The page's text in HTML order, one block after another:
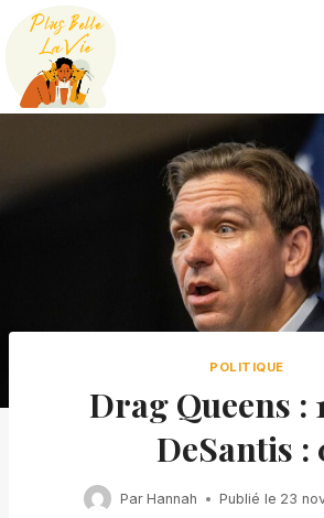
Skip
content
POLITIQUE
Drag Queens :
DeSantis :
Par Hannah Publié le 23